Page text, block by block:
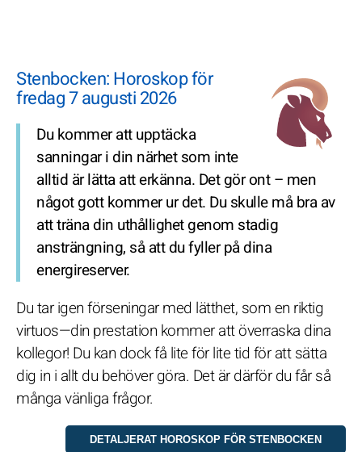
Stenbocken: Horoskop för
fredag 7 augusti 2026
Du kommer att upptäcka
sanningar i din närhet som inte
alltid är lätta att erkänna. Det gör ont – men
något gott kommer ur det. Du skulle må bra av
att träna din uthållighet genom stadig
ansträngning, så att du fyller på dina
energireserver.
Du tar igen förseningar med lätthet, som en riktig
virtuos—din prestation kommer att överraska dina
kollegor! Du kan dock få lite för lite tid för att sätta
dig in i allt du behöver göra. Det är därför du får så
många vänliga frågor.